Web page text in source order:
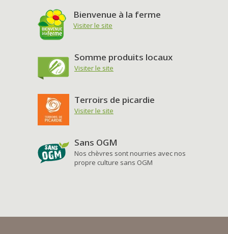
Bienvenue à la ferme
Visiter le site
Somme produits locaux
Visiter le site
Terroirs de picardie
Visiter le site
Sans OGM
Nos chèvres sont nourries avec nos
propre culture sans OGM